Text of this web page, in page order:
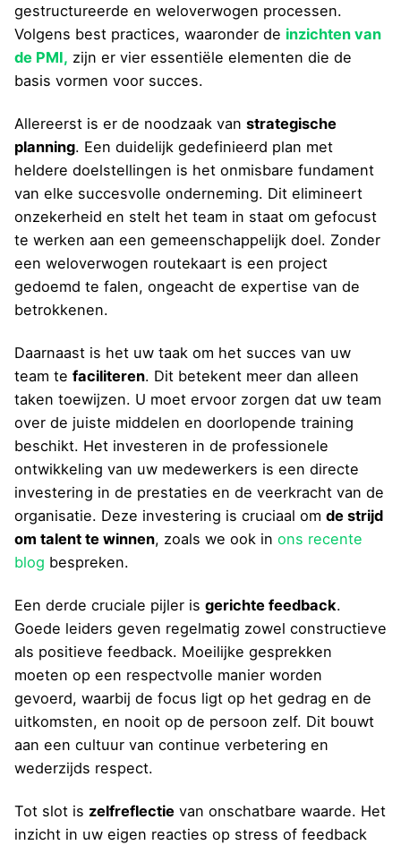
gestructureerde en weloverwogen processen.
Volgens best practices, waaronder de inzichten van
de PMI, zijn er vier essentiële elementen die de
basis vormen voor succes.
Allereerst is er de noodzaak van strategische
planning. Een duidelijk gedefinieerd plan met
heldere doelstellingen is het onmisbare fundament
van elke succesvolle onderneming. Dit elimineert
onzekerheid en stelt het team in staat om gefocust
te werken aan een gemeenschappelijk doel. Zonder
een weloverwogen routekaart is een project
gedoemd te falen, ongeacht de expertise van de
betrokkenen.
Daarnaast is het uw taak om het succes van uw
team te faciliteren. Dit betekent meer dan alleen
taken toewijzen. U moet ervoor zorgen dat uw team
over de juiste middelen en doorlopende training
beschikt. Het investeren in de professionele
ontwikkeling van uw medewerkers is een directe
investering in de prestaties en de veerkracht van de
organisatie. Deze investering is cruciaal om de strijd
om talent te winnen, zoals we ook in ons recente
blog bespreken.
Een derde cruciale pijler is gerichte feedback.
Goede leiders geven regelmatig zowel constructieve
als positieve feedback. Moeilijke gesprekken
moeten op een respectvolle manier worden
gevoerd, waarbij de focus ligt op het gedrag en de
uitkomsten, en nooit op de persoon zelf. Dit bouwt
aan een cultuur van continue verbetering en
wederzijds respect.
Tot slot is zelfreflectie van onschatbare waarde. Het
inzicht in uw eigen reacties op stress of feedback